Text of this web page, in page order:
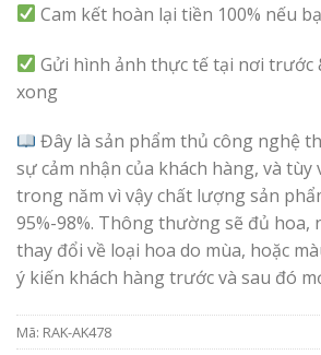
Cam kết hoàn lại tiền 100% nếu
Gửi hình ảnh thực tế tại nơi trước
xong
Đây là sản phẩm thủ công nghệ
sự cảm nhận của khách hàng, và tùy
trong năm vì vậy chất lượng sản
95%-98%. Thông thường sẽ đủ hoa,
thay đổi về loại hoa do mùa, hoặc
ý kiến khách hàng trước và sau đó
Mã: RAK-AK478